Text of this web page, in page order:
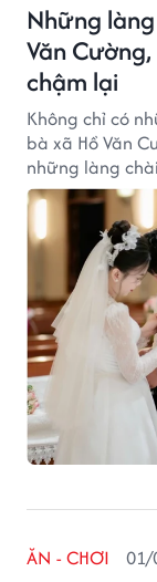
Những
Văn
chậm lại
Không chỉ có
bà xã Hồ Văn
những làng
vẻ đẹp mộc
ĂN - CHƠI 01/